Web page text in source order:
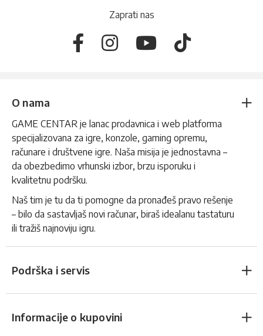
Zaprati nas
O nama
GAME CENTAR je lanac prodavnica i web platforma
specijalizovana za igre, konzole, gaming opremu,
računare i društvene igre. Naša misija je jednostavna –
da obezbedimo vrhunski izbor, brzu isporuku i
kvalitetnu podršku.
Naš tim je tu da ti pomogne da pronađeš pravo rešenje
– bilo da sastavljaš novi računar, biraš idealanu tastaturu
ili tražiš najnoviju igru.
Podrška i servis
Informacije o kupovini